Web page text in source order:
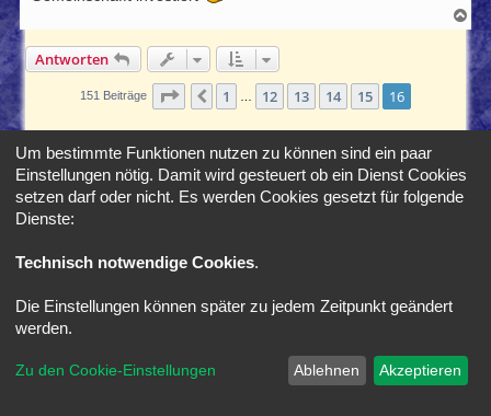
N
a
h
o
b
n
Antworten
151 Beiträge Seite 16 von 16
Vorherige
1 12 13 14 15 16
Gehe zu
Foren-Übersicht Alle Zeiten sindUTC+02:00
*SE Gamer Style by
Powered byphpBB® Forum Software © phpBB Limited
Um bestimmte Funktionen nutzen zu können sind ein paar
Einstellungen nötig. Damit wird gesteuert ob ein Dienst Cookies
setzen darf oder nicht. Es werden Cookies gesetzt für folgende
Dienste:
Technisch notwendige Cookies.
Die Einstellungen können später zu jedem Zeitpunkt geändert
werden.
Zu den Cookie-Einstellungen Ablehnen Akzeptieren